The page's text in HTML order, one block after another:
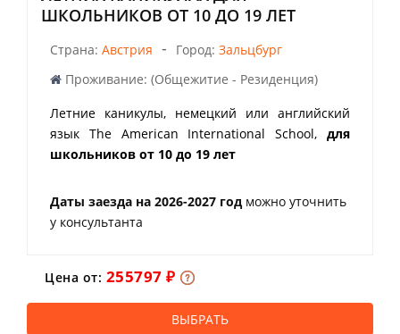
ШКОЛЬНИКОВ ОТ 10 ДО 19 ЛЕТ
Страна: Австрия - Город: Зальцбург
Проживание: (Общежитие - Резиденция)
Летние каникулы, немецкий или английский
язык The American International School, для
школьников от 10 до 19 лет
Даты заезда на 2026-2027 год можно уточнить
у консультанта
Цена от: 255797 ₽
ВЫБРАТЬ